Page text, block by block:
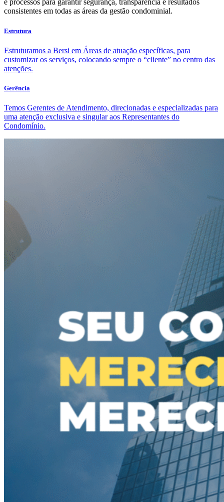
e processos para garantir segurança, transparência e resultados
consistentes em todas as áreas da gestão condominial.
Estrutura
Estruturamos a Bersi em Áreas de atuação específicas, para
customizar os serviços, colocando sempre o “cliente” no centro das
atenções.
Gerência
Temos Gerentes de Atendimento, direcionadas e especializadas para
uma atenção exclusiva e singular aos Representantes do
Condomínio.